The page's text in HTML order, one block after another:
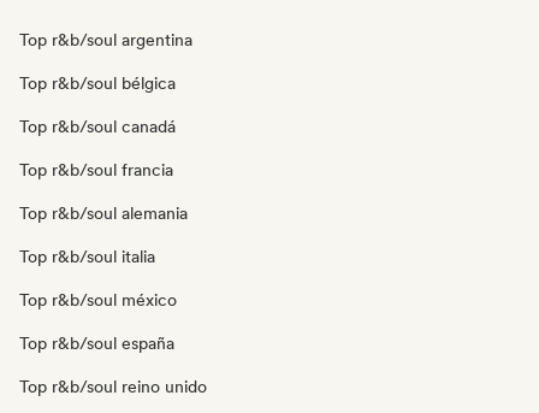
Top r&b/soul argentina
Top r&b/soul bélgica
Top r&b/soul canadá
Top r&b/soul francia
Top r&b/soul alemania
Top r&b/soul italia
Top r&b/soul méxico
Top r&b/soul españa
Top r&b/soul reino unido